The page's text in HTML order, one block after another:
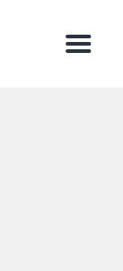
Menu